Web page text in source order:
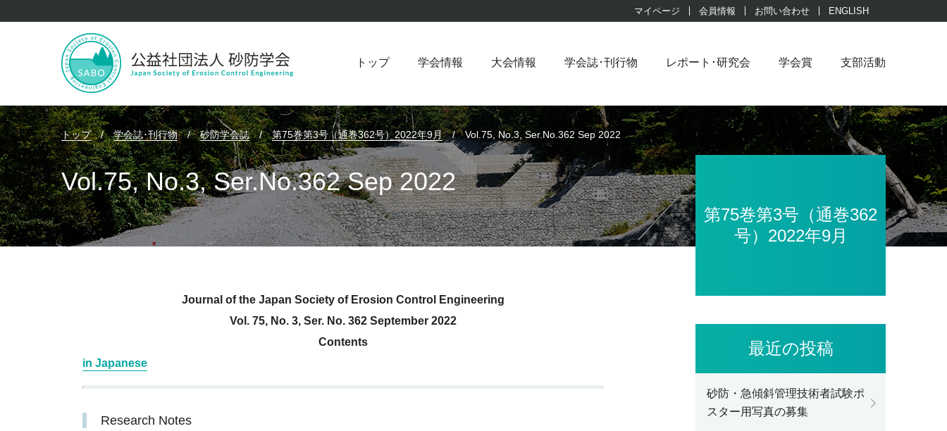
マイページ 会員情報 お問い合わせ ENGLISH
トップ 学会情報 大会情報 学会誌･刊行物 レポート･研究会 学会賞 支部活動
Vol.75, No.3, Ser.No.362 Sep 2022
トップ / 学会誌･刊行物 / 砂防学会誌 / 第75巻第3号（通巻362号）2022年9月 / Vol.75, No.3, Ser.No.362 Sep 2022
Journal of the Japan Society of Erosion Control Engineering
Vol. 75, No. 3, Ser. No. 362 September 2022
Contents
in Japanese
Research Notes
第75巻第3号（通巻362
号）2022年9月
最近の投稿
砂防・急傾斜管理技術者試験ポ
スター用写真の募集